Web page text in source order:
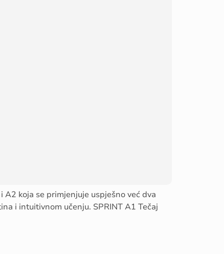
koja se primjenjuje uspješno već dva
i intuitivnom učenju. SPRINT A1 Tečaj